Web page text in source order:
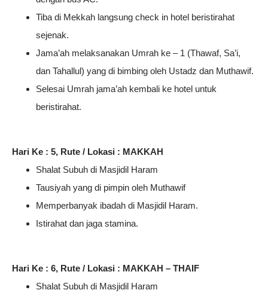
Tiba di Mekkah langsung check in hotel beristirahat
sejenak.
Jama’ah melaksanakan Umrah ke – 1 (Thawaf, Sa’i,
dan Tahallul) yang di bimbing oleh Ustadz dan Muthawif.
Selesai Umrah jama’ah kembali ke hotel untuk
beristirahat.
Hari Ke : 5, Rute / Lokasi : MAKKAH
Shalat Subuh di Masjidil Haram
Tausiyah yang di pimpin oleh Muthawif
Memperbanyak ibadah di Masjidil Haram.
Istirahat dan jaga stamina.
Hari Ke : 6, Rute / Lokasi : MAKKAH – THAIF
Shalat Subuh di Masjidil Haram